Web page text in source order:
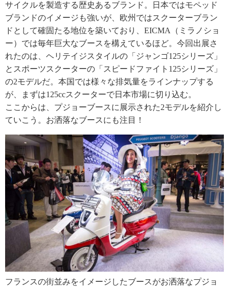
サイクルを製造する歴史あるブランド。日本ではモペッド
ブランドのイメージも強いが、欧州ではスクーターブラン
ドとして確固たる地位を築いており、EICMA（ミラノショ
ー）では毎年巨大なブースを構えているほど。今回出展さ
れたのは、ヘリテイジスタイルの「ジャンゴ125シリーズ」
とスポーツスクーターの「スピードファイト125シリーズ」
の2モデルだ。本国では様々な排気量をラインナップする
が、まずは125ccスクーターで日本市場に切り込む。
ここからは、プジョーブースに展示された2モデルを紹介し
ていこう。お洒落なブースにも注目！
フランスの街並みをイメージしたブースがお洒落なプジョ